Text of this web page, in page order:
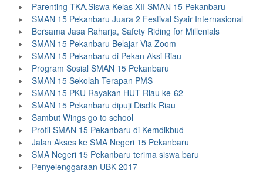
Parenting TKA,Siswa Kelas XII SMAN 15 Pekanbaru
SMAN 15 Pekanbaru Juara 2 Festival Syair Internasional
Bersama Jasa Raharja, Safety Riding for Millenials
SMAN 15 Pekanbaru Belajar Via Zoom
SMAN 15 Pekanbaru di Pekan Aksi Riau
Program Sosial SMAN 15 Pekanbaru
SMAN 15 Sekolah Terapan PMS
SMAN 15 PKU Rayakan HUT Riau ke-62
SMAN 15 Pekanbaru dipuji Disdik Riau
Sambut Wings go to school
Profil SMAN 15 Pekanbaru di Kemdikbud
Jalan Akses ke SMA Negeri 15 Pekanbaru
SMA Negeri 15 Pekanbaru terima siswa baru
Penyelenggaraan UBK 2017